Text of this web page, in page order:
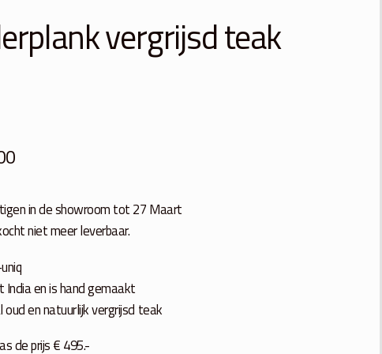
vergrijsd teak
in de showroom tot 27 Maart
niet meer leverbaar.
India en is hand gemaakt
en natuurlijk vergrijsd teak
de prijs € 495.-